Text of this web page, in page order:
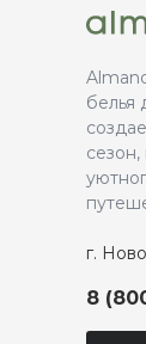
белья
г.
8